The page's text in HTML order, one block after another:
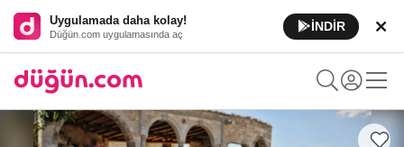
Uygulamada daha kolay!
Düğün.com uygulamasında aç
İNDİR